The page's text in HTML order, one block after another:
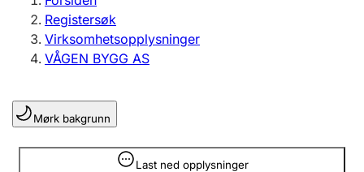
Enkeltpersonforetak
Registrere, endre, slette
Lag og forening
Registrere, endre, slette
Registersøk
Virksomhetsopplysninger
VÅGEN BYGG AS
Mørk bakgrunn
Last ned opplysninger
Opplysninger er skjult